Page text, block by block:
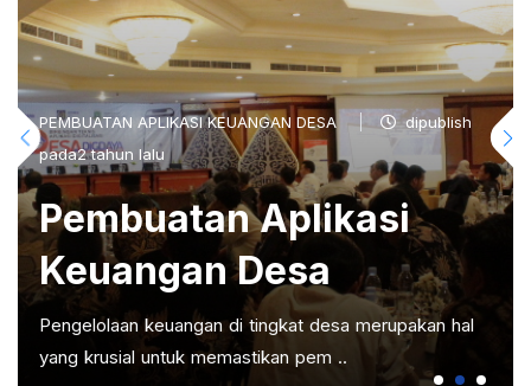
PEMBUATAN APLIKASI KEUANGAN DESA
dipublish
pada2 tahun lalu
Pembuatan Aplikasi
Keuangan Desa
Pengelolaan keuangan di tingkat desa merupakan hal
yang krusial untuk memastikan pem ..